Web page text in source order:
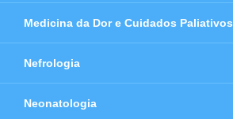
Medicina da Dor e Cuidados Paliativos
Nefrologia
Neonatologia